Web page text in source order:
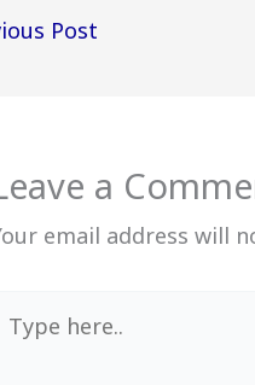
Post
a
email address will
here..